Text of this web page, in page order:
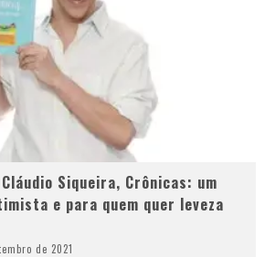
Siqueira, Crônicas: um
e para quem quer leveza
de 2021